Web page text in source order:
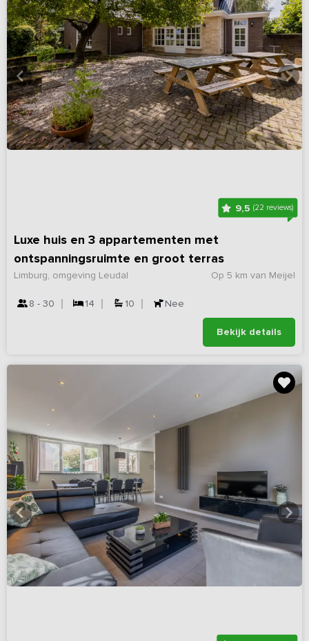
9,5 (22 reviews)
Luxe huis en 3 appartementen met
ontspanningsruimte en groot terras
Op 5 km van Meijel
Limburg, omgeving Leudal
8 - 30 14 10 Nee
Bekijk details